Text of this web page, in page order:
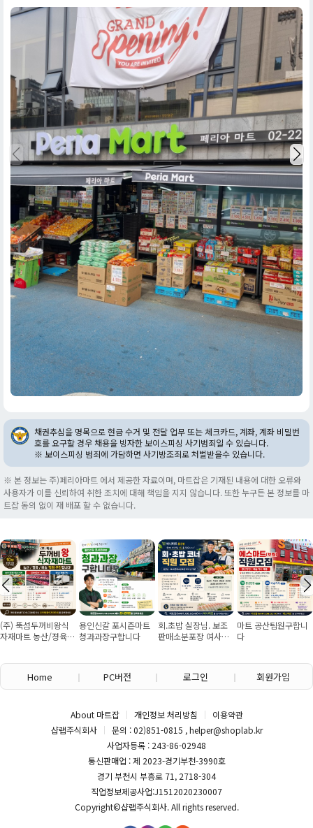
채권추심을 명목으로 현금 수거 및 전달 업무 또는 체크카드, 계좌, 계좌 비밀번
호를 요구할 경우 채용을 빙자한 보이스피싱 사기범죄일 수 있습니다.
※ 보이스피싱 범죄에 가담하면 사기방조죄로 처벌받을수 있습니다.
※ 본 정보는 주)페리아마트 에서 제공한 자료이며, 마트잡은 기재된 내용에 대한 오류와
사용자가 이를 신뢰하여 취한 조치에 대해 책임을 지지 않습니다. 또한 누구든 본 정보를 마
트잡 동의 없이 재 배포 할 수 없습니다.
(주) 뚝섬두꺼비왕식
자재마트 농산/졍육/
용인신갈 포시즌마트
청과과장구합니다
회.초밥 실장님. 보조
판매소분포장 여사님
마트 공산팀원구합니
다
Home PC버전 로그인 회원가입
About 마트잡 개인정보 처리방침
이용약관
샵랩주식회사
문의 : 02)851-0815 , helper@shoplab.kr
사업자등록 : 243-86-02948
통신판매업 : 제 2023-경기부천-3990호
경기 부천시 부흥로 71, 2718-304
직업정보제공사업:J1512020230007
Copyright©샵랩주식회사. All rights reserved.